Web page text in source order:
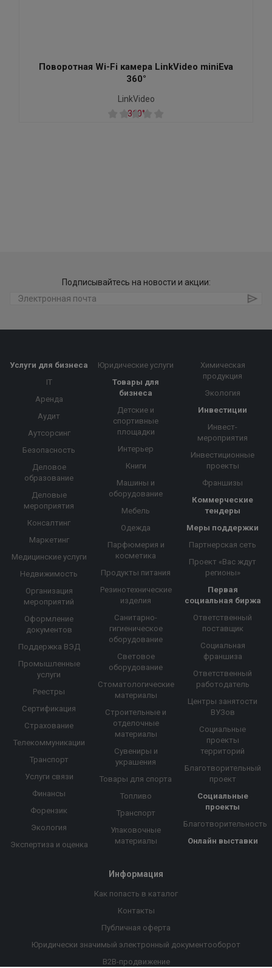
Поворотная Wi-Fi камера LinkVideo miniEva
360°
LinkVideo
Подписывайтесь на новости и акции:
Услуги для бизнеса
IT
Аренда
Аудит
Аутсорсинг
Безопасность
Деловое
образование
Деловые
мероприятия
Консалтинг
Маркетинг
Медицинские услуги
Недвижимость
Организация
мероприятий
Оформление
документов
Поддержка ВЭД
Промышленные
услуги
Реестры
Сертификация
Страхование
Телекоммуникации
Транспорт
Услуги связи
Финансы
Форензик
Экология
Экспертиза и оценка
Юридические услуги
Товары для
бизнеса
Детские и
спортивные
площадки
Интерьер
Книги
Машины и
оборудование
Мебель
Одежда
Парфюмерия и
косметика
Продукты питания
Резинотехнические
изделия
Санитарно-
гигиеническое
оборудование
Световое
оборудование
Стоматологические
материалы
Строительные и
отделочные
материалы
Сувениры и
украшения
Товары для спорта
Топливо
Транспорт
Упаковочные
материалы
Химическая
продукция
Экология
Инвестиции
Инвест-
мероприятия
Инвестиционные
проекты
Франшизы
Коммерческие
тендеры
Меры поддержки
Партнерская сеть
Проект «Вас ждут
регионы»
Первая
социальная биржа
Ответственный
поставщик
Социальная
франшиза
Ответственный
работодатель
Центры занятости
ВУЗов
Социальные
проекты
территорий
Благотворительный
проект
Социальные
проекты
Благотворительность
Онлайн выставки
Информация
Как попасть в каталог
Контакты
Публичная оферта
Юридически значимый электронный документооборот
B2B-продвижение